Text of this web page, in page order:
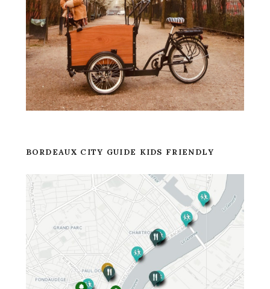
BORDEAUX CITY GUIDE KIDS FRIENDLY